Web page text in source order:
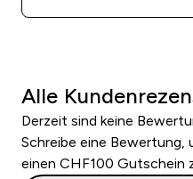
Alle
Derzeit sind keine
Schreibe eine Bewertung,
einen CHF100 Gutschein